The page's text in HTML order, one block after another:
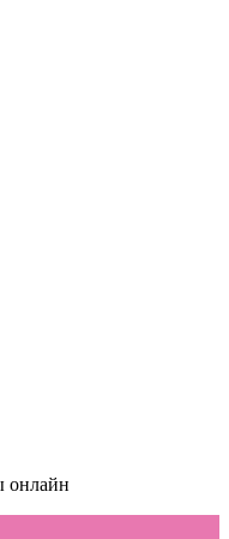
онлайн